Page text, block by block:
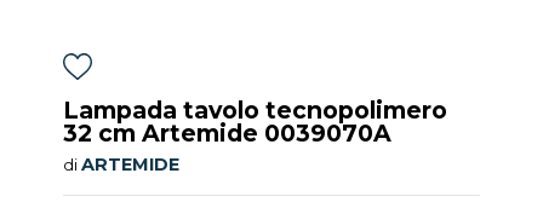
Lampada tavolo tecnopolimero
32 cm Artemide 0039070A
diARTEMIDE